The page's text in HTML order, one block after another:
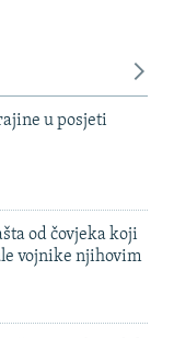
u posjeti
od čovjeka koji
vojnike njihovim